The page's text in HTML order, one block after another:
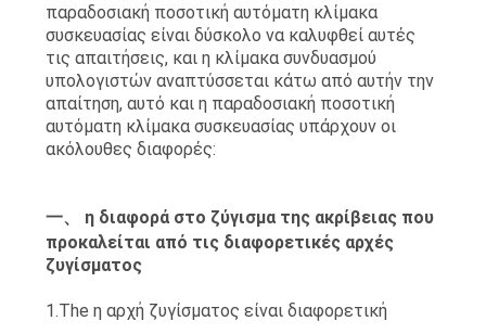
ΥΠΟΘΈΣΕΙΣ
ΖΗΤΉΣΤΕ
ΠΡΟΣΦΟΡΆ
SITEMAP
παραδοσιακή ποσοτική αυτόματη κλίμακα
συσκευασίας είναι δύσκολο να καλυφθεί αυτές
τις απαιτήσεις, και η κλίμακα συνδυασμού
υπολογιστών αναπτύσσεται κάτω από αυτήν την
απαίτηση, αυτό και η παραδοσιακή ποσοτική
αυτόματη κλίμακα συσκευασίας υπάρχουν οι
ακόλουθες διαφορές:
一、 η διαφορά στο ζύγισμα της ακρίβειας που
προκαλείται από τις διαφορετικές αρχές
ζυγίσματος
1.The η αρχή ζυγίσματος είναι διαφορετική